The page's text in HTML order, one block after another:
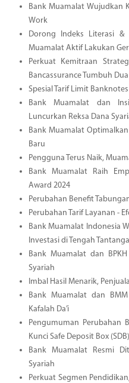
Bank Muamalat Wujudkan
Work
Dorong Indeks Literasi &
Muamalat Aktif Lakukan
Perkuat Kemitraan
Bancassurance Tumbuh
Spesial Tarif Limit
Bank Muamalat dan
Luncurkan Reksa Dana
Bank Muamalat
Baru
Pengguna Terus Naik,
Bank Muamalat Raih
Award 2024
Perubahan Benefit
Perubahan Tarif Layanan -
Bank Muamalat Indonesia
Investasi di Tengah
Bank Muamalat dan
Syariah
Imbal Hasil Menarik,
Bank Muamalat dan
Kafalah Da’i
Pengumuman Perubahan
Kunci Safe Deposit Box (SDB)
Bank Muamalat Resmi
Syariah
Perkuat Segmen